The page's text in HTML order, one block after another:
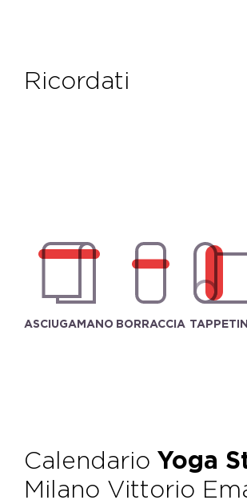
ricordati
ASCIUGAMANO BORRACCIA
Calendario Yoga
Milano Vittorio